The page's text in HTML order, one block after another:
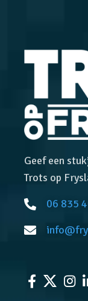
Geef een
Trots op
06 835